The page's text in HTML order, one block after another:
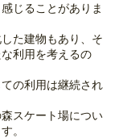
じることがありま
た建物もあり、そ
利用を考えるの
の利用は継続され
スケート場につい
。